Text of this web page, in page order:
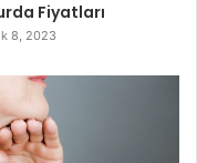
Fiyatları
8, 2023